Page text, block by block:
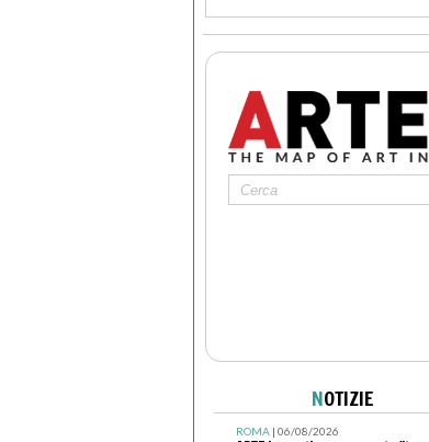
NOTIZIE
ROMA| 06/08/2026